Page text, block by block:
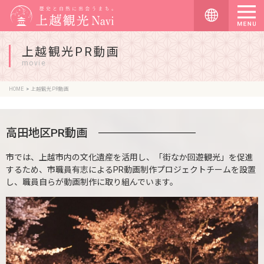
上越観光PR動画
movie
HOME 上越観光PR動画
高田地区PR動画
市では、上越市内の文化遺産を活用し、「街なか回遊観光」を促進
するため、市職員有志によるPR動画制作プロジェクトチームを設置
し、職員自らが動画制作に取り組んでいます。